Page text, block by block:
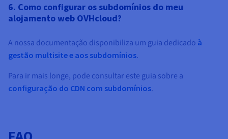
6. Como configurar os subdomínios do meu
alojamento web OVHcloud?
A nossa documentação disponibiliza um guia dedicado à
gestão multisite e aos subdomínios.
Para ir mais longe, pode consultar este guia sobre a
configuração do CDN com subdomínios.